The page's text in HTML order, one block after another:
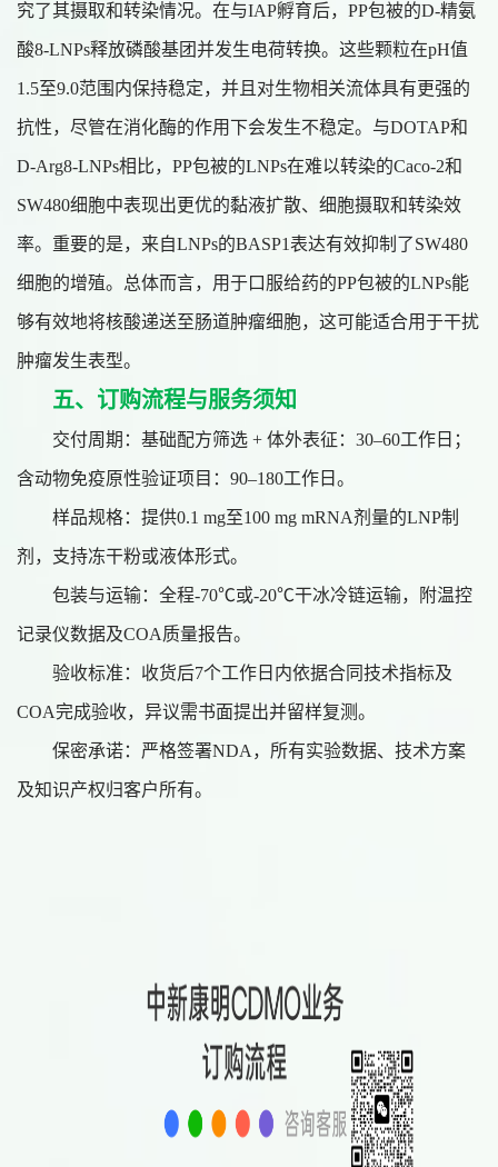
究了其摄取和转染情况。在与IAP孵育后，PP包被的D-精氨
酸8-LNPs释放磷酸基团并发生电荷转换。这些颗粒在pH值
1.5至9.0范围内保持稳定，并且对生物相关流体具有更强的
抗性，尽管在消化酶的作用下会发生不稳定。与DOTAP和
D-Arg8-LNPs相比，PP包被的LNPs在难以转染的Caco-2和
SW480细胞中表现出更优的黏液扩散、细胞摄取和转染效
率。重要的是，来自LNPs的BASP1表达有效抑制了SW480
细胞的增殖。总体而言，用于口服给药的PP包被的LNPs能
够有效地将核酸递送至肠道肿瘤细胞，这可能适合用于干扰
肿瘤发生表型。
五、订购流程与服务须知
交付周期：基础配方筛选 + 体外表征：30–60工作日；
含动物免疫原性验证项目：90–180工作日。
样品规格：提供0.1 mg至100 mg mRNA剂量的LNP制
剂，支持冻干粉或液体形式。
包装与运输：全程-70℃或-20℃干冰冷链运输，附温控
记录仪数据及COA质量报告。
验收标准：收货后7个工作日内依据合同技术指标及
COA完成验收，异议需书面提出并留样复测。
保密承诺：严格签署NDA，所有实验数据、技术方案
及知识产权归客户所有。